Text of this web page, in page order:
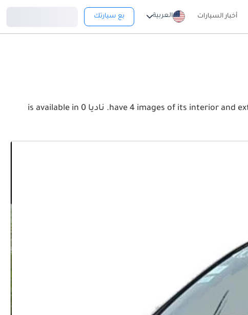
أخبار السيارات العربية بع سيارتك
View the latest تويوتا ناديا 2026 image gallery. تويوتا ناديا have 4 images of its interior and exterior. Take a look at the Front, Rear and Side profiles. ناديا is available in 0